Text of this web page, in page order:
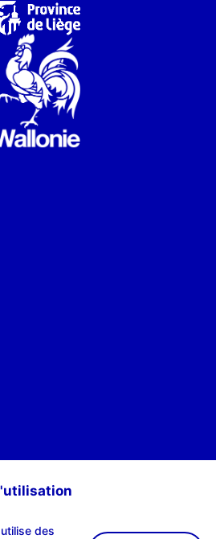
DES ACTIVITÉS DE SCAN-R
R
des